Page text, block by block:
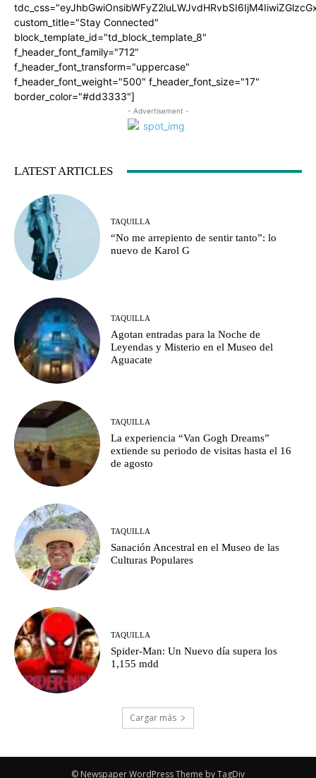
custom_title="Stay Connected"
block_template_id="td_block_template_8"
f_header_font_family="712"
f_header_font_transform="uppercase"
f_header_font_weight="500" f_header_font_size="17"
border_color="#dd3333"]
- Advertisement -
LATEST ARTICLES
TAQUILLA
“No me arrepiento de sentir tanto”: lo
nuevo de Karol G
TAQUILLA
Agotan entradas para la Noche de
Leyendas y Misterio en el Museo del
Aguacate
TAQUILLA
La experiencia “Van Gogh Dreams”
extiende su periodo de visitas hasta el 16
de agosto
TAQUILLA
Sanación Ancestral en el Museo de las
Culturas Populares
TAQUILLA
Spider-Man: Un Nuevo día supera los
1,155 mdd
Cargar más
© Newspaper WordPress Theme by TagDiv